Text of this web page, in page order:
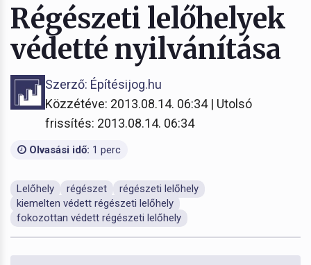
Régészeti lelőhelyek
védetté nyilvánítása
Szerző: Építésijog.hu
Közzétéve: 2013.08.14. 06:34 | Utolsó
frissítés: 2013.08.14. 06:34
Olvasási idő: 1 perc
Lelőhely régészet
régészeti lelőhely
kiemelten védett régészeti lelőhely
fokozottan védett régészeti lelőhely